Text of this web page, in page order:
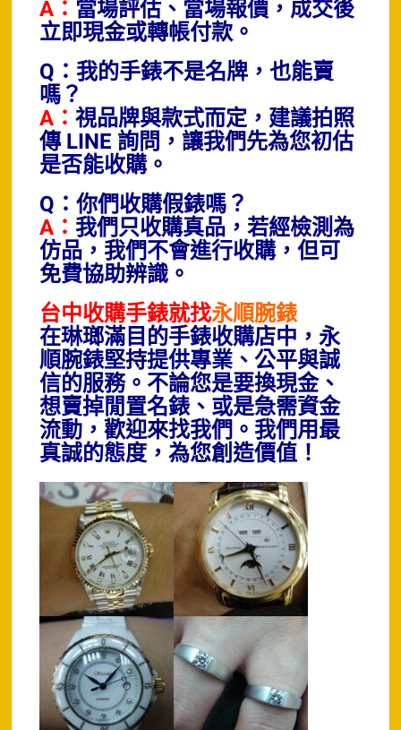
A： 當場評估、當場報價，成交後
立即現金或轉帳付款。
Q：我的手錶不是名牌，也能賣
嗎？
A：視品牌與款式而定，建議拍照
傳 LINE 詢問，讓我們先為您初估
是否能收購。
Q：你們收購假錶嗎？
A： 我們只收購真品，若經檢測為
仿品，我們不會進行收購，但可
免費協助辨識。
台中收購手錶就找永順腕錶
在琳瑯滿目的手錶收購店中，永
順腕錶堅持提供專業、公平與誠
信的服務。不論您是要換現金、
想賣掉閒置名錶、或是急需資金
流動，歡迎來找我們。我們用最
真誠的態度，為您創造價值！